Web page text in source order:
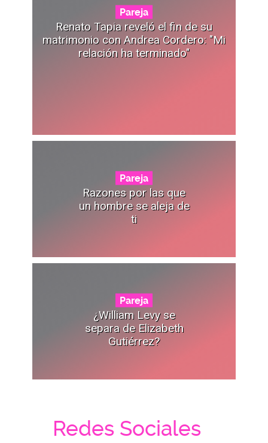
Pareja
Renato Tapia reveló el fin de su
matrimonio con Andrea Cordero: "Mi
relación ha terminado"
Pareja
Razones por las que
un hombre se aleja de
ti
Pareja
¿William Levy se
separa de Elizabeth
Gutiérrez?
Redes Sociales